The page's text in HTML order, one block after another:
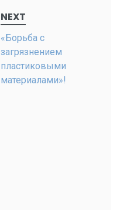
NEXT
«Борьба с
загрязнением
пластиковыми
материалами»!